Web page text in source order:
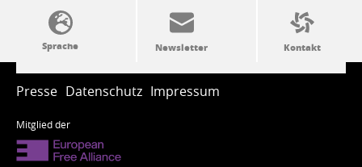
SSW-Politik von A bis Z
Presse Datenschutz Impressum
Mitglied der